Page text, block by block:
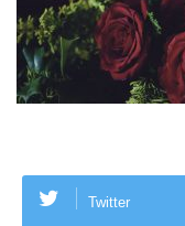
Twitter